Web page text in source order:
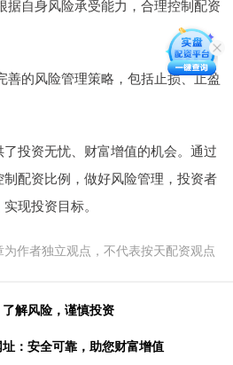
据自身风险承受能力，合理控制配资
的风险管理策略，包括止损、止盈
投资无忧、财富增值的机会。通过
配资比例，做好风险管理，投资者
现投资目标。
为作者独立观点，不代表按天配资观点
解风险，谨慎投资
：安全可靠，助您财富增值